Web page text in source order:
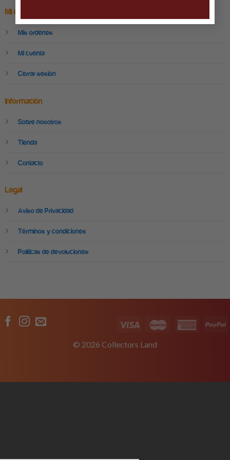
Mi cuenta
Mis ordenes
Mi cuenta
Cerrar sesión
Información
Sobre nosotros
Tienda
Contacto
Legal
Aviso de Privacidad
Términos y condiciones
Políticas de devoluciones
© 2026 Collectors Land